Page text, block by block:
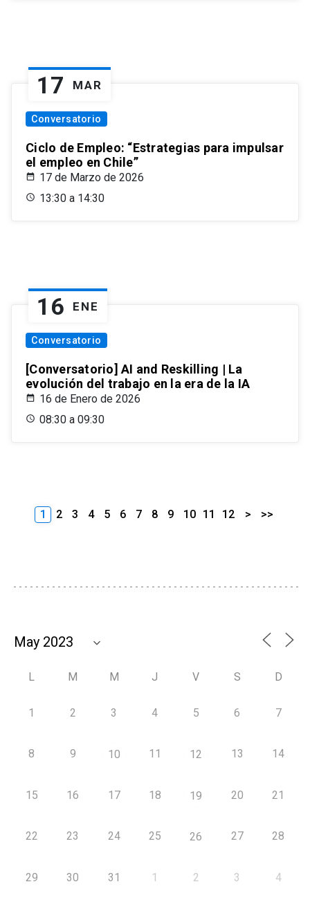
17 MAR
Conversatorio
Ciclo de Empleo: “Estrategias para impulsar
el empleo en Chile”
17 de Marzo de 2026
13:30 a 14:30
16 ENE
Conversatorio
[Conversatorio] AI and Reskilling | La
evolución del trabajo en la era de la IA
16 de Enero de 2026
08:30 a 09:30
1 2 3 4 5 6 7 8 9 10 11 12 > >>
L M M J V S D
1 2 3 4 5 6 7
8 9 10 11 12 13 14
15 16 17 18 19 20 21
22 23 24 25 26 27 28
29 30 31 1 2 3 4